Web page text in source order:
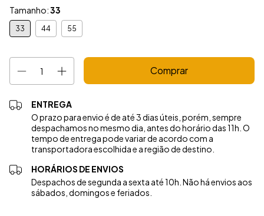
Tamanho:33
33 44 55
ENTREGA
O prazo para envio é de até 3 dias úteis, porém, sempre
despachamos no mesmo dia, antes do horário das 11h. O
tempo de entrega pode variar de acordo com a
transportadora escolhida e a região de destino.
HORÁRIOS DE ENVIOS
Despachos de segunda a sexta até 10h. Não há envios aos
sábados, domingos e feriados.